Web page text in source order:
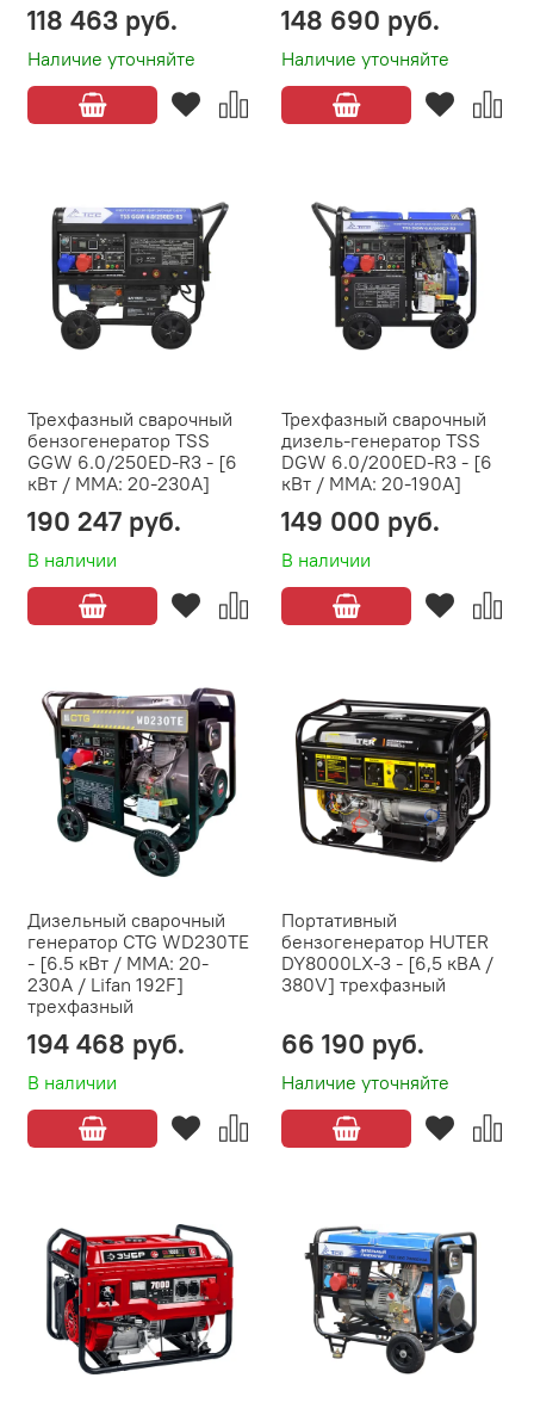
Наличие уточняйте
118 463 руб.
Наличие уточняйте
148 690 руб.
Трехфазный сварочный
бензогенератор TSS
GGW 6.0/250ED-R3 - [6
кВт / MMA: 20-230А]
В наличии
190 247 руб.
Трехфазный сварочный
дизель-генератор TSS
DGW 6.0/200ED-R3 - [6
кВт / MMA: 20-190А]
В наличии
149 000 руб.
Дизельный сварочный
генератор CTG WD230TE
- [6.5 кВт / MMA: 20-
230А / Lifan 192F]
трехфазный
В наличии
194 468 руб.
Портативный
бензогенератор HUTER
DY8000LX-3 - [6,5 кВА /
380V] трехфазный
Наличие уточняйте
66 190 руб.